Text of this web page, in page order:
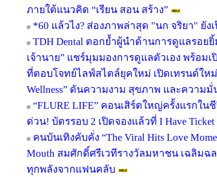
ภายใต้แนวคิด “เรียน สอน สร้าง”
*60 แล้วไง? ส่องภาพล่าสุด "นก จริยา" ยัง
TDH Dental ตอกย้ำผู้นำด้านการดูแลรอย
เจ้านาย” แชร์มุมมองการดูแลตัวเอง พร้อ
ที่ตอบโจทย์ไลฟ์สไตล์ยุคใหม่ เปิดเทรนด์ใหม่
Wellness” ดันความงาม สุขภาพ และความ
“FLURE LIFE” คอนเสิร์ตใหญ่ครั้งแรกใ
ด่วน! บัตรรอบ 2 เปิดจองแล้วที่ I Have Ticket
คนบันเทิงคับคั่ง “The Viral Hits Love
Mouth สมศักดิ์ศรีเวทีรางวัลมหาชน เฉลิม
ทุกพลังจากแฟนคลับ